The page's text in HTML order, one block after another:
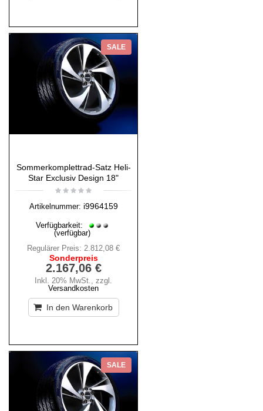
SALE
Sommerkomplettrad-Satz Heli-
Star Exclusiv Design 18"
Artikelnummer: i9964159
Verfügbarkeit:
(verfügbar)
Regulärer Preis: 2.812,08 €
Sonderpreis
2.167,06 €
Inkl. 20% MwSt., zzgl.
Versandkosten
In den Warenkorb
SALE